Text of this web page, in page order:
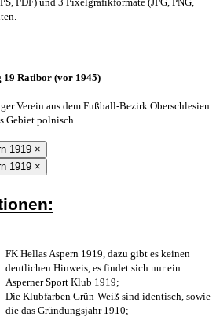
19 Ratibor (vor 1945)
Verein aus dem Fußball-Bezirk Oberschlesien.
Gebiet polnisch.
×
×
FK Hellas Aspern 1919, dazu gibt es keinen
deutlichen Hinweis, es findet sich nur ein
Asperner Sport Klub 1919;
Die Klubfarben Grün-Weiß sind identisch, sowie
die das Gründungsjahr 1910;